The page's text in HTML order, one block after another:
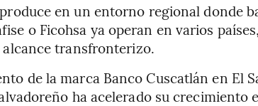
en un entorno regional donde
o Ficohsa ya operan en varios
transfronterizo.
de la marca Banco Cuscatlán en El
ha acelerado su crecimiento